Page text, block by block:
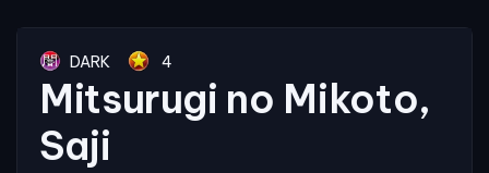
DARK 4
Mitsurugi no Mikoto,
Saji